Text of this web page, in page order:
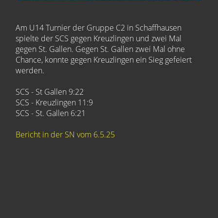
Am U14 Turnier der Gruppe C2 in Schaffhausen
spielte der SCS gegen Kreuzlingen und zwei Mal
gegen St. Gallen. Gegen St. Gallen zwei Mal ohne
Chance, konnte gegen Kreuzlingen ein Sieg gefeiert
werden.
SCS - St Gallen 9:22
SCS - Kreuzlingen 11:9
SCS - St. Gallen 6:21
Bericht in der SN vom 6.5.25